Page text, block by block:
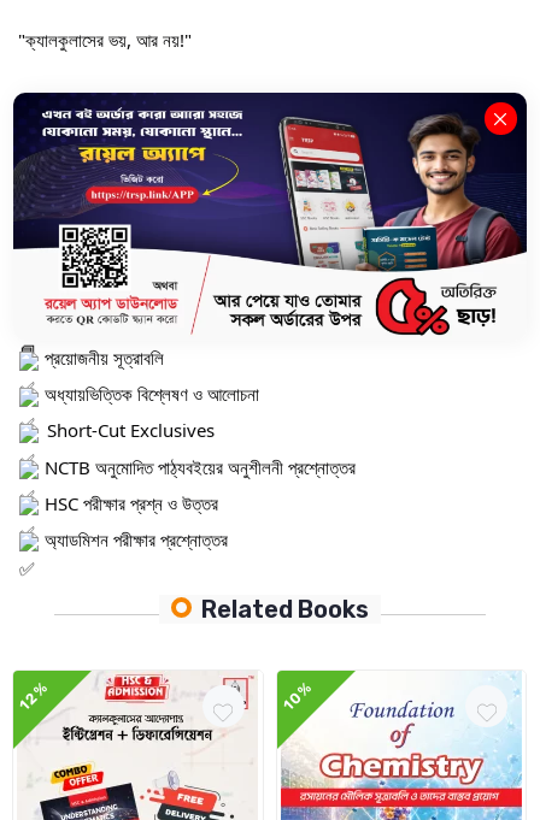
"ক্যালকুলাসের ভয়, আর নয়!"
The Royal Scientific Publications নিয়ে এসেছে নতুন বই ক্যালকুলাসের
আদ্যোপান্ত- “ইন্টিগ্রেশন” ।
বইটিতে ক্যালকুলাসের প্রতিটি অধ্যায়কে আপনার জন্য সহজ ও স্পষ্ট করে উপস্থাপন করা
হয়েছে, যাতে আপনি ক্যালকুলাসের প্রতিটি বিষয় সহজে বুঝতে ও শিখতে পারেন।
বইটিতে যা রয়েছে:
প্রয়োজনীয় সূত্রাবলি
অধ্যায়ভিত্তিক বিশ্লেষণ ও আলোচনা
Short-Cut Exclusives
NCTB অনুমোদিত পাঠ্যবইয়ের অনুশীলনী প্রশ্নোত্তর
HSC পরীক্ষার প্রশ্ন ও উত্তর
অ্যাডমিশন পরীক্ষার প্রশ্নোত্তর
Related Books
12% 10%